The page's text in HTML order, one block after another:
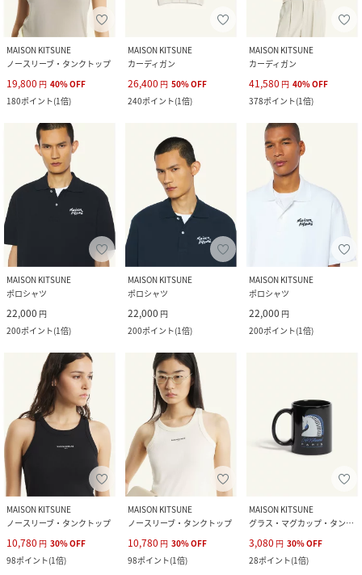
MAISON KITSUNE
ノースリーブ・タンクトップ
19,800 円 40%OFF
180ポイント(1倍)
MAISON KITSUNE
カーディガン
26,400 円 50%OFF
240ポイント(1倍)
MAISON KITSUNE
カーディガン
41,580 円 40%OFF
378ポイント(1倍)
MAISON KITSUNE
ポロシャツ
22,000 円
200ポイント(1倍)
MAISON KITSUNE
ポロシャツ
22,000 円
200ポイント(1倍)
MAISON KITSUNE
ポロシャツ
22,000 円
200ポイント(1倍)
MAISON KITSUNE
ノースリーブ・タンクトップ
10,780 円 30%OFF
98ポイント(1倍)
MAISON KITSUNE
ノースリーブ・タンクトップ
10,780 円 30%OFF
98ポイント(1倍)
MAISON KITSUNE
グラス・マグカップ・タンブラー
3,080 円 30%OFF
28ポイント(1倍)